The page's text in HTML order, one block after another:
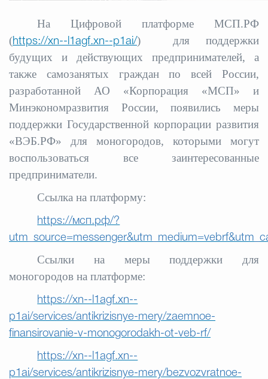
Избирательная
Гостям Городского
Общественная
Государственные организации
Открытые
На Цифровой платформе МСП.РФ
(https://xn--l1agf.xn--p1ai/) для поддержки
будущих и действующих предпринимателей, а
также самозанятых граждан по всей России,
разработанной АО «Корпорация «МСП» и
Минэкономразвития России, появились меры
поддержки Государственной корпорации развития
«ВЭБ.РФ» для моногородов, которыми могут
воспользоваться все заинтересованные
предприниматели.
Ссылка на платформу:
https://мсп.рф/?
Ссылки на меры поддержки для
моногородов на платформе:
https://xn--l1agf.xn--
p1ai/services/antikrizisnye-mery/zaemnoe-
finansirovanie-v-monogorodakh-ot-veb-rf/
https://xn--l1agf.xn--
p1ai/services/antikrizisnye-mery/bezvozvratnoe-